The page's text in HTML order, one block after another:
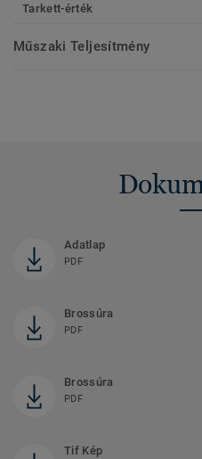
Tarkett-érték
Műszaki Teljesítmény
Adatlap
PDF
Brossúra
PDF
Brossúra
PDF
Tif Kép